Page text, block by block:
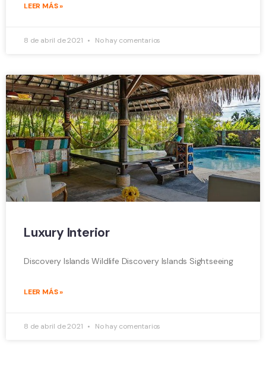
LEER MÁS »
8 de abril de 2021 No hay comentarios
Luxury Interior
Discovery Islands Wildlife Discovery Islands Sightseeing
LEER MÁS »
8 de abril de 2021 No hay comentarios